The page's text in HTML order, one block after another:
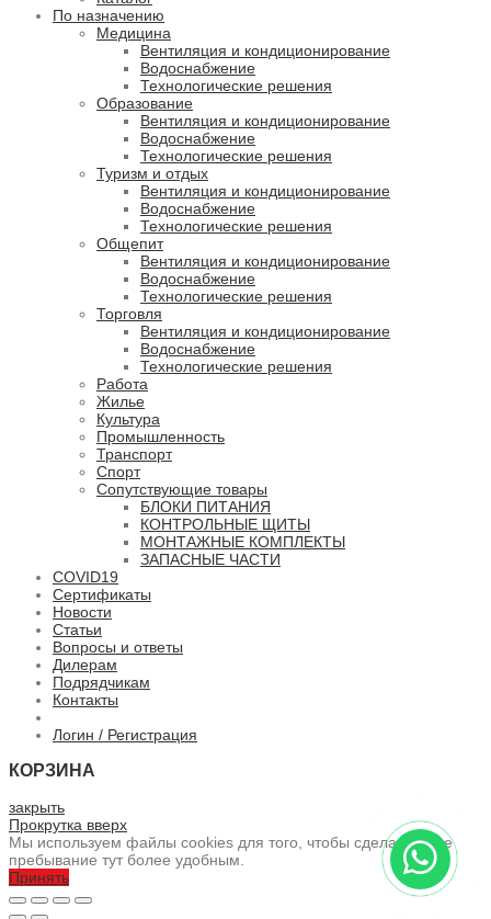
По назначению
Медицина
Вентиляция и кондиционирование
Водоснабжение
Технологические решения
Образование
Вентиляция и кондиционирование
Водоснабжение
Технологические решения
Туризм и отдых
Вентиляция и кондиционирование
Водоснабжение
Технологические решения
Общепит
Вентиляция и кондиционирование
Водоснабжение
Технологические решения
Торговля
Вентиляция и кондиционирование
Водоснабжение
Технологические решения
Работа
Жилье
Культура
Промышленность
Транспорт
Спорт
Сопутствующие товары
БЛОКИ ПИТАНИЯ
КОНТРОЛЬНЫЕ ЩИТЫ
МОНТАЖНЫЕ КОМПЛЕКТЫ
ЗАПАСНЫЕ ЧАСТИ
COVID19
Сертификаты
Новости
Статьи
Вопросы и ответы
Дилерам
Подрядчикам
Контакты
Логин / Регистрация
КОРЗИНА
закрыть
Прокрутка вверх
Мы используем файлы cookies для того, чтобы сделать ваше
пребывание тут более удобным.
Принять